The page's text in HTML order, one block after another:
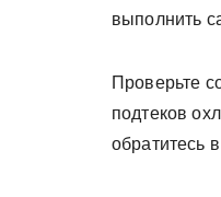
выполнить
Проверьте
подтеков
обратитесь